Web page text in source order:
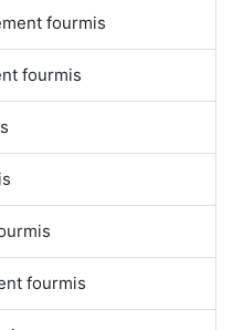
fourmis
fourmis
fourmis